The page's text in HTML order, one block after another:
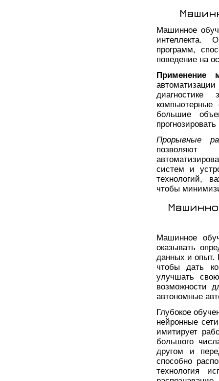
Машинное
интеллекта.
программ,
поведение на
Применение
диагностике
компьютерные
большие
Прорывные
позволяют
систем и
технологий,
чтобы
Машинное
оказывать
данных и опыт.
чтобы дать
улучшать
возможности
автономные
Глубокое
нейронные
имитирует
большого
другом и
способно
технология